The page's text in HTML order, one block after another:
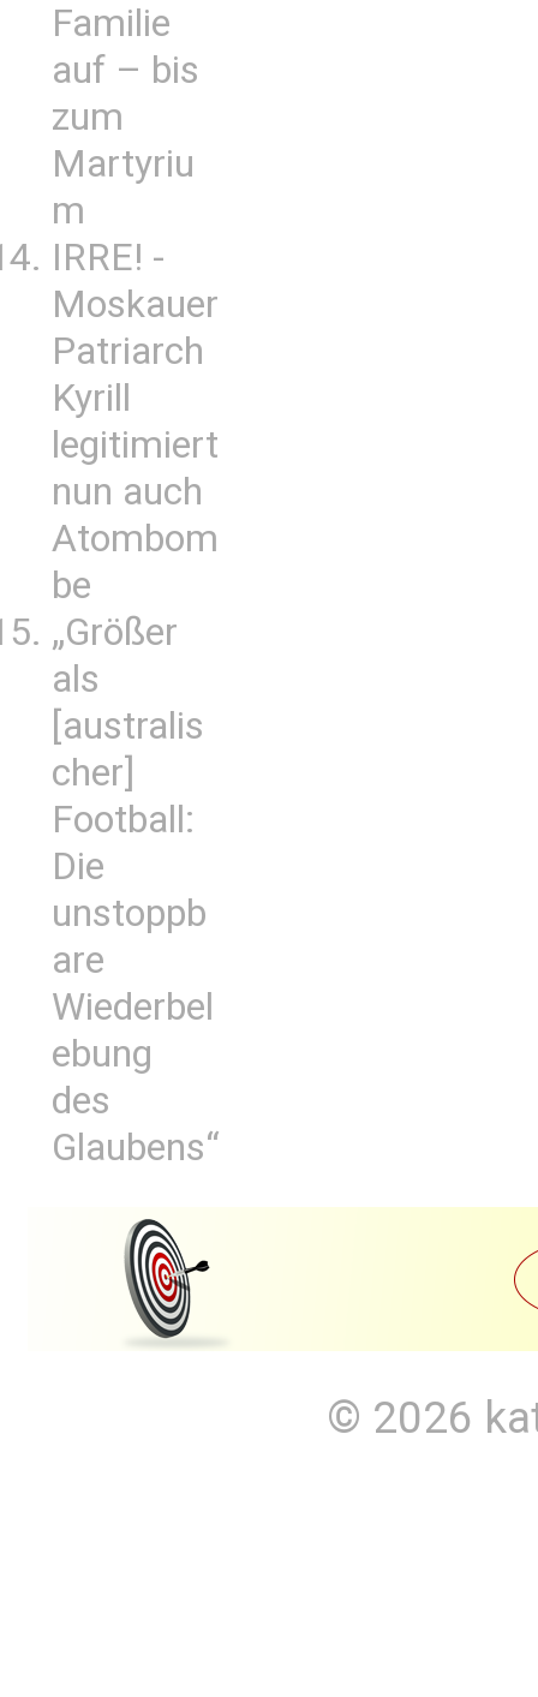
Familie
auf – bis
zum
Martyriu
m
IRRE! -
Moskauer
Patriarch
Kyrill
legitimiert
nun auch
Atombom
be
„Größer
als
[australis
cher]
Football:
Die
unstoppb
are
Wiederbel
ebung
des
Glaubens“
© 2026